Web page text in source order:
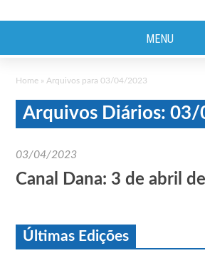
MENU
Home » Arquivos para 03/04/2023
Arquivos Diários:
03/04/2023
Canal Dana: 3 de abril
Últimas Edições